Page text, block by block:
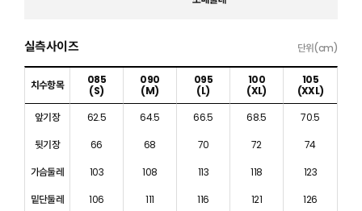
실측사이즈 단위(cm)
치수항목
085
(S)
090
(M)
095
(L)
100
(XL)
105
(XXL)
앞기장
62.5 64.5 66.5 68.5
70.5
뒷기장
66 68 70 72
74
가슴둘레
103 108 113 118
123
밑단둘레
106 111 116 121
126